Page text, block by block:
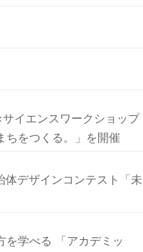
イエンスワークショップ
ちをつくる。」を開催
デザインコンテスト「未
を学べる 「アカデミッ